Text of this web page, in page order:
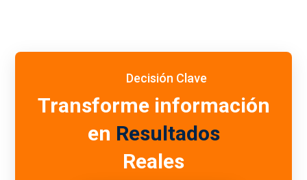
Decisión Clave
Transforme información
en Resultados
Reales